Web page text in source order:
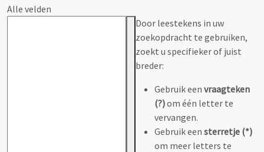
Alle velden
Door leestekens in uw
zoekopdracht te gebruiken,
zoekt u specifieker of juist
breder:
Gebruik een vraagteken
(?)om één letter te
vervangen.
Gebruik een sterretje (*)
om meer letters te